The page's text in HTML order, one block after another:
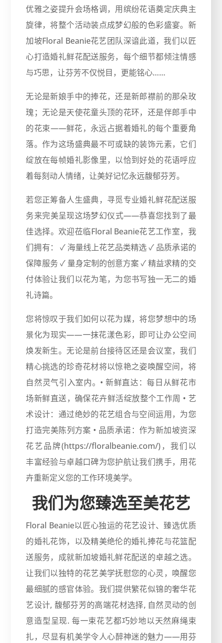
优雅之姿提升会场格调，用缤纷花语奠定庆典主
旋律，将整个活动装点成梦幻般的色彩盛宴。新
加坡Floral Beanie花艺团队深谙此道，我们以匠
心打造婚礼鲜花配送服务，每个细节都倾注情感
与巧思，让芬芳不仅悦目，更能铭心……
无论是新娘手中的捧花，还是新郎襟前的那朵玫
瑰；无论是天使花童头顶的花环，还是伴郎手中
的花束——鲜花，永远占据着婚礼的每个重要角
落。作为这场盛典最不可或缺的装饰元素，它们
绽放在每帧婚礼影像里，以恰到好处的花语呼应
着每刻动人情绪，让美好记忆永远馥郁芬芳。
若您正筹备人生盛典，寻觅专业婚礼鲜花配送服
务来完美呈现这场梦幻仪式——恭喜您找到了最
佳选择。欢迎莅临Floral Beanie花艺工作室，我
们拥有： ✓ 海量线上花艺品类精选 ✓ 品质承诺的
保障服务 ✓ 量身定制的创意方案 ✓ 精益求精的交
付体验让我们以花为笔，为您书写独一无二的婚
礼诗篇。
您将惊叹于我们如何以花为媒，将您梦想中的场
景化为现实——一抹花漾色彩，即可让办公空间
焕发新生。无论是前台接待区还是会议室，我们
精心挑选的珍奇花材将以惊艳之姿唤醒空间，将
自然灵气引入室内。• 新鲜直达：每日从鲜花市
场新鲜直送，确保花卉鲜活绽放整个工作周 • 艺
术设计：通过绝妙的花艺组合与空间运用，为您
打造完美陈列方案 • 品质承诺：作为新加坡资深
花艺品牌(https://floralbeanie.com/)，我们以
丰富经验与卓越口碑为您护航让我们携手，用花
卉重新定义您的工作环境美学。
我们为您臻选至美花艺
Floral Beanie以匠心独运的花艺设计、臻选优质
的婚礼花饰，以及精美绝伦的婚礼捧花与花篮配
送服务，成就新加坡婚礼鲜花配送的卓越之选。
让我们以独特的花艺美学抚慰您的心灵，唤醒您
最细腻的感官体验。我们提供繁花似锦的奢华花
艺设计, 馥郁芬芳的高端花材选择, 自然灵动的创
意造型呈现. 每一束花艺都巧妙地以天然麻绳束
扎，尽显有机美学令人心醉神迷的魅力——用芬